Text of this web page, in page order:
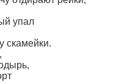
упал
скамейки.